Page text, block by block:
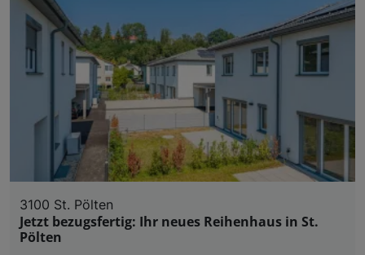
3100 St. Pölten
Jetzt bezugsfertig: Ihr neues Reihenhaus in St.
Pölten